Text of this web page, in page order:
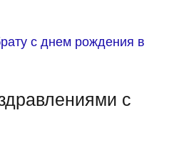
с днем рождения в
с